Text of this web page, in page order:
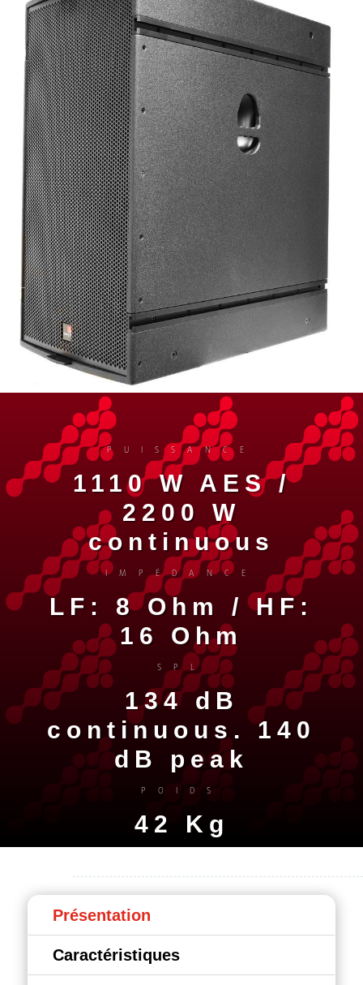
PUISSANCE
1110 W AES /
2200 W
continuous
IMPÉDANCE
LF: 8 Ohm / HF:
16 Ohm
SPL
134 dB
continuous. 140
dB peak
POIDS
42 Kg
Présentation
Caractéristiques